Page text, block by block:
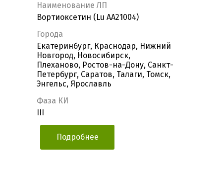
Наименование ЛП
Вортиоксетин (Lu AA21004)
Города
Екатеринбург, Краснодар, Нижний
Новгород, Новосибирск,
Плеханово, Ростов-на-Дону, Санкт-
Петербург, Саратов, Талаги, Томск,
Энгельс, Ярославль
Фаза КИ
Подробнее